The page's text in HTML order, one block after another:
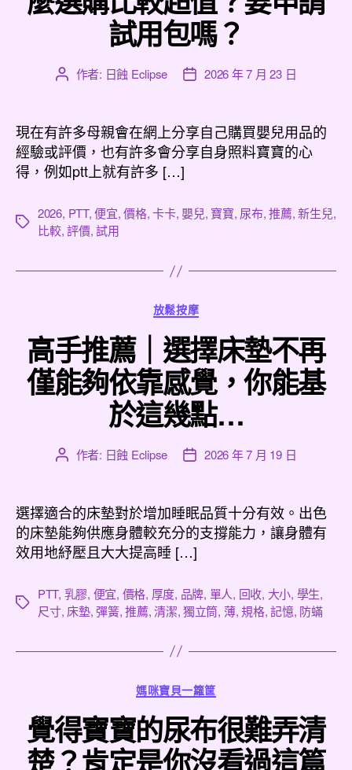
試用包嗎？
文
者
作者: 日蝕 Eclipse
文
佈
日
期
2026 年 7 月 23 日
現在有許多母親會在網上分享自己購買嬰兒用品的
經驗或評價，也有許多會分享自身照料寶寶的心
得，例如ptt上就有許多 […]
標
2026, PTT,便宜,價格,卡卡, 嬰兒, 寶寶, 尿布,推薦,新生兒,
比較,評價,試用
分
類
放鬆按摩
高手推薦｜選擇床墊不再
僅能夠依靠感覺，你能基
於這幾點…
文
者
作者: 日蝕 Eclipse
文
佈
日
期
2026 年 7 月 19 日
選擇適合的床墊對於增加睡眠品質十分有效。出色
的床墊能夠供應身體較充分的支撐能力，讓身體有
效用地紓壓且大大提高睡 […]
標
PTT, 乳膠, 便宜, 價格, 厚度, 品牌, 單人, 回收, 大小, 學生,
尺寸, 床墊,彈簧,推薦,清潔,獨立筒, 薄,規格,記憶, 防蟎
分
類
媽咪寶貝一籮筐
覺得寶寶的尿布很難弄清
楚？肯定是你沒看過這篇